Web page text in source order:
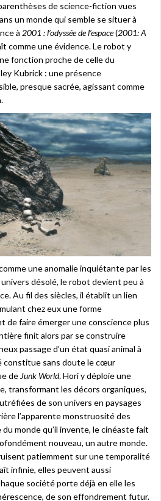
de science-fiction vues
un monde qui semble se situer à
à 2001 : l’odyssée de l’espace(2001: A
comme une évidence. Le robot y
fonction proche de celle du
Kubrick : une présence
presque sacrée, agissant comme
une anomalie inquiétante par les
désolé, le robot devient peu à
Au fil des siècles, il établit un lien
chez eux une forme
de faire émerger une conscience plus
finit alors par se construire
passage d’un état quasi animal à
constitue sans doute le cœur
de Junk World. Hori y déploie une
transformant les décors organiques,
de son univers en paysages
l’apparente monstruosité des
monde qu’il invente, le cinéaste fait
nouveau, un autre monde.
patiemment sur une temporalité
infinie, elles peuvent aussi
société porte déjà en elle les
de son effondrement futur.